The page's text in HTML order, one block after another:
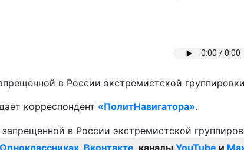
в России экстремистской
корреспондент «ПолитНавигатора».